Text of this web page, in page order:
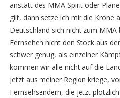
anstatt des MMA Spirit oder
gilt, dann setze ich mir die Krone
Deutschland sich nicht zum
Fernsehen nicht den Stock aus
schwer genug, als einzelner
kommen wir alle nicht auf die
jetzt aus meiner Region kriege,
Fernsehsendern, die jetzt